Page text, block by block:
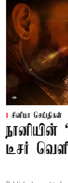
சினிமா செய்திகள்
நானியின்
டீசர்